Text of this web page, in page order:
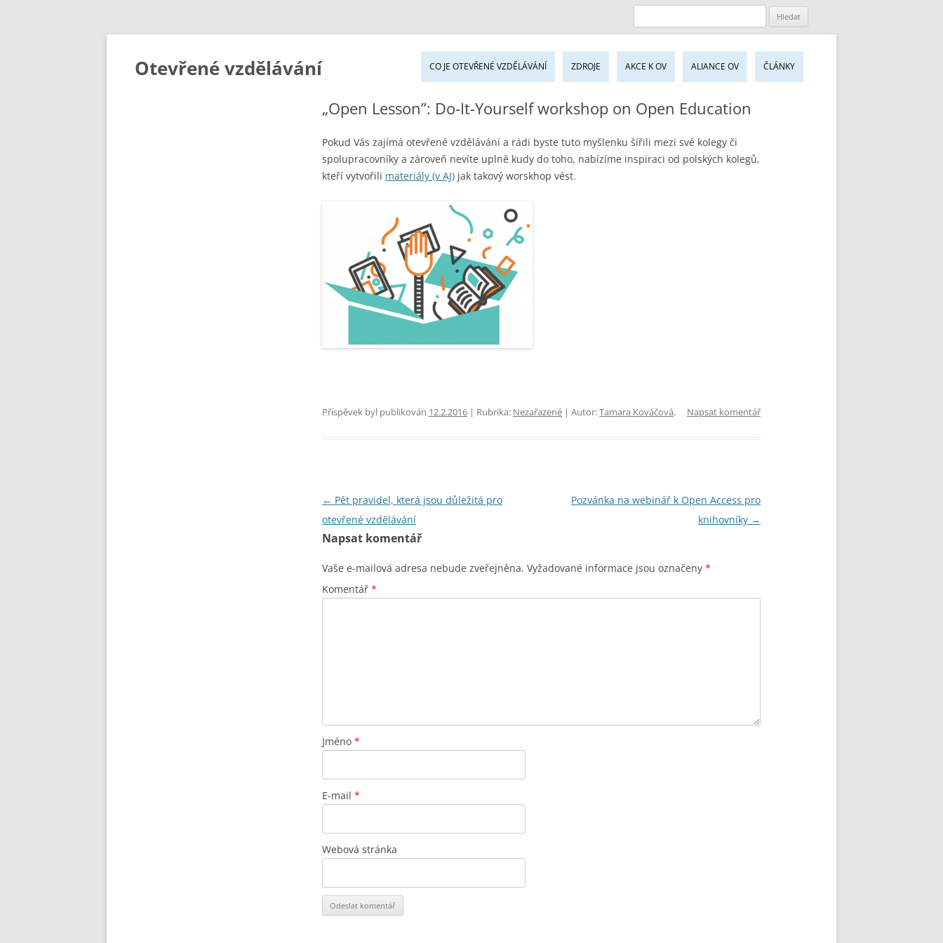
Otevřené vzdělávání Přejít
webu
CO JE OTEVŘENÉ VZDĚLÁVÁNÍ ZDROJE AKCE K OV ALIANCE OV ČLÁNKY
„Open Lesson”: Do-It-Yourself workshop on Open Education
Pokud Vás zajímá otevřené vzdělávání a rádi byste tuto myšlenku šířili mezi své kolegy či
spolupracovníky a zároveň nevíte uplně kudy do toho, nabízíme inspiraci od polských kolegů,
kteří vytvořili materiály (v AJ) jak takový worskhop vést.
Příspěvek byl publikován 12.2.2016 | Rubrika: Nezařazené | Autor:Tamara Kováčová. Napsat komentář
Navigace
pro
příspěvky
← Pět pravidel, která jsou důležitá pro
otevřené vzdělávání
Pozvánka na webinář k Open Access pro
knihovníky →
Napsat komentář
Vaše e-mailová adresa nebude zveřejněna. Vyžadované informace jsou označeny *
Komentář *
Jméno *
E-mail *
Webová stránka